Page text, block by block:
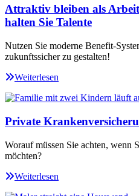
Attraktiv bleiben als
halten Sie Talente
Nutzen Sie moderne Benefit-
zukunftssicher zu gestalten!
Weiterlesen
Private
Worauf müssen Sie achten, wenn
möchten?
Weiterlesen